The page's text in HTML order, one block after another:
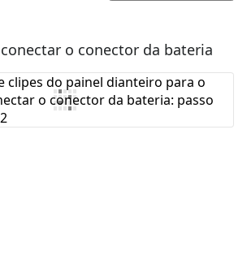
Adicionar um comentário
o conector da bateria